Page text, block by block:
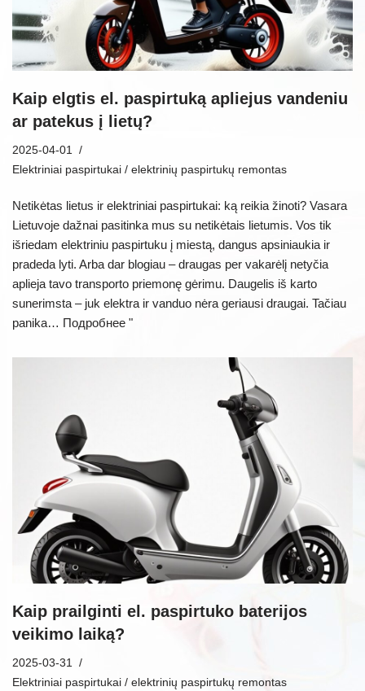
Kaip elgtis el. paspirtuką apliejus vandeniu
ar patekus į lietų?
2025-04-01
Elektriniai paspirtukai / elektrinių paspirtukų remontas
Netikėtas lietus ir elektriniai paspirtukai: ką reikia žinoti? Vasara
Lietuvoje dažnai pasitinka mus su netikėtais lietumis. Vos tik
išriedam elektriniu paspirtuku į miestą, dangus apsiniaukia ir
pradeda lyti. Arba dar blogiau – draugas per vakarėlį netyčia
aplieja tavo transporto priemonę gėrimu. Daugelis iš karto
sunerimsta – juk elektra ir vanduo nėra geriausi draugai. Tačiau
panika… Подробнее "
Kaip prailginti el. paspirtuko baterijos
veikimo laiką?
2025-03-31
Elektriniai paspirtukai / elektrinių paspirtukų remontas